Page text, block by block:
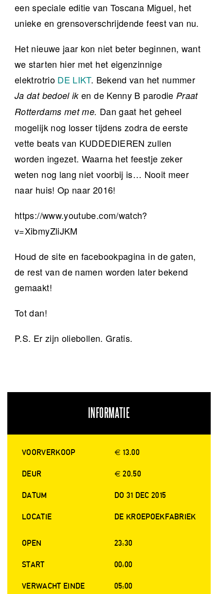
een speciale editie van Toscana Miguel, het
unieke en grensoverschrijdende feest van nu.
Het nieuwe jaar kon niet beter beginnen, want
we starten hier met het eigenzinnige
elektrotrio DE LIKT. Bekend van het nummer
Ja dat bedoel iken de Kenny B parodie Praat
Rotterdams met me. Dan gaat het geheel
mogelijk nog losser tijdens zodra de eerste
vette beats van KUDDEDIEREN zullen
worden ingezet. Waarna het feestje zeker
weten nog lang niet voorbij is… Nooit meer
naar huis! Op naar 2016!
https://www.youtube.com/watch?
v=XibmyZliJKM
Houd de site en facebookpagina in de gaten,
de rest van de namen worden later bekend
gemaakt!
Tot dan!
P.S. Er zijn oliebollen. Gratis.
INFORMATIE
VOORVERKOOP € 13.00
DEUR € 20.50
DATUM DO 31 DEC 2015
LOCATIE DE KROEPOEKFABRIEK
OPEN 23:30
START 00:00
VERWACHT EINDE 05:00